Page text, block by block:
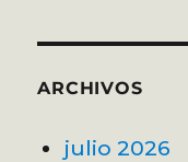
ARCHIVOS
julio 2026